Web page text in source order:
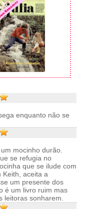
enquanto não se
mocinho durão.
se refugia no
que se ilude com
Keith, aceita a
um presente dos
é um livro ruim mas
sonharem.